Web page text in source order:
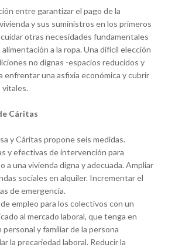
entre garantizar el pago de la
y sus suministros en los primeros
otras necesidades fundamentales
a la ropa. Una difícil elección
no dignas -espacios reducidos y
enfrentar una asfixia económica y cubrir
Cáritas
y Cáritas propone seis medidas.
y efectivas de intervención para
a una vivienda digna y adecuada. Ampliar
sociales en alquiler. Incrementar el
de emergencia.
empleo para los colectivos con un
al mercado laboral, que tenga en
y familiar de la persona
la precariedad laboral. Reducir la